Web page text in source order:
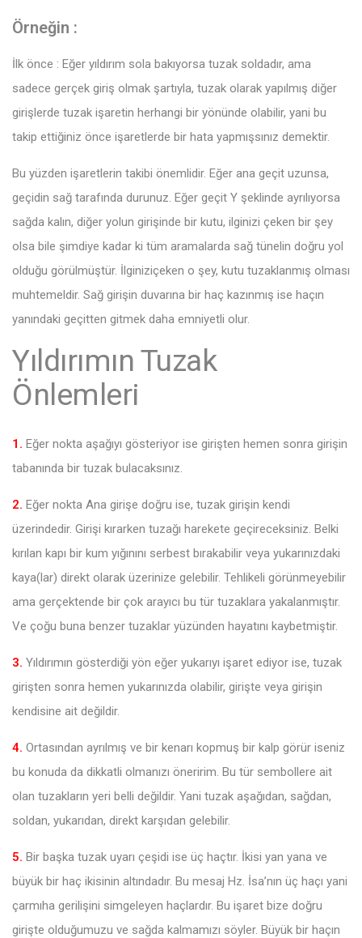
Örneğin :
İlk önce : Eğer yıldırım sola bakıyorsa tuzak soldadır, ama
sadece gerçek giriş olmak şartıyla, tuzak olarak yapılmış diğer
girişlerde tuzak işaretin herhangi bir yönünde olabilir, yani bu
takip ettiğiniz önce işaretlerde bir hata yapmışsınız demektir.
Bu yüzden işaretlerin takibi önemlidir. Eğer ana geçit uzunsa,
geçidin sağ tarafında durunuz. Eğer geçit Y şeklinde ayrılıyorsa
sağda kalın, diğer yolun girişinde bir kutu, ilginizi çeken bir şey
olsa bile şimdiye kadar ki tüm aramalarda sağ tünelin doğru yol
olduğu görülmüştür. İlginiziçeken o şey, kutu tuzaklanmış olması
muhtemeldir. Sağ girişin duvarına bir haç kazınmış ise haçın
yanındaki geçitten gitmek daha emniyetli olur.
Yıldırımın Tuzak
Önlemleri
1. Eğer nokta aşağıyı gösteriyor ise girişten hemen sonra girişin
tabanında bir tuzak bulacaksınız.
2. Eğer nokta Ana girişe doğru ise, tuzak girişin kendi
üzerindedir. Girişi kırarken tuzağı harekete geçireceksiniz. Belki
kırılan kapı bir kum yığınını serbest bırakabilir veya yukarınızdaki
kaya(lar) direkt olarak üzerinize gelebilir. Tehlikeli görünmeyebilir
ama gerçektende bir çok arayıcı bu tür tuzaklara yakalanmıştır.
Ve çoğu buna benzer tuzaklar yüzünden hayatını kaybetmiştir.
3. Yıldırımın gösterdiği yön eğer yukarıyı işaret ediyor ise, tuzak
girişten sonra hemen yukarınızda olabilir, girişte veya girişin
kendisine ait değildir.
4. Ortasından ayrılmış ve bir kenarı kopmuş bir kalp görür iseniz
bu konuda da dikkatli olmanızı öneririm. Bu tür sembollere ait
olan tuzakların yeri belli değildir. Yani tuzak aşağıdan, sağdan,
soldan, yukarıdan, direkt karşıdan gelebilir.
5. Bir başka tuzak uyarı çeşidi ise üç haçtır. İkisi yan yana ve
büyük bir haç ikisinin altındadır. Bu mesaj Hz. İsa’nın üç haçı yani
çarmıha gerilişini simgeleyen haçlardır. Bu işaret bize doğru
girişte olduğumuzu ve sağda kalmamızı söyler. Büyük bir haçın